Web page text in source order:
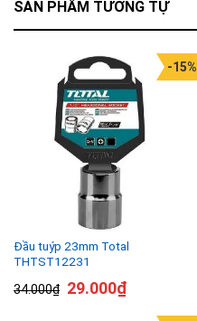
SẢN PHẨM TƯƠNG TỰ
Đầu tuýp 23mm Total
THTST12231
34.000₫
-15%
29.000₫